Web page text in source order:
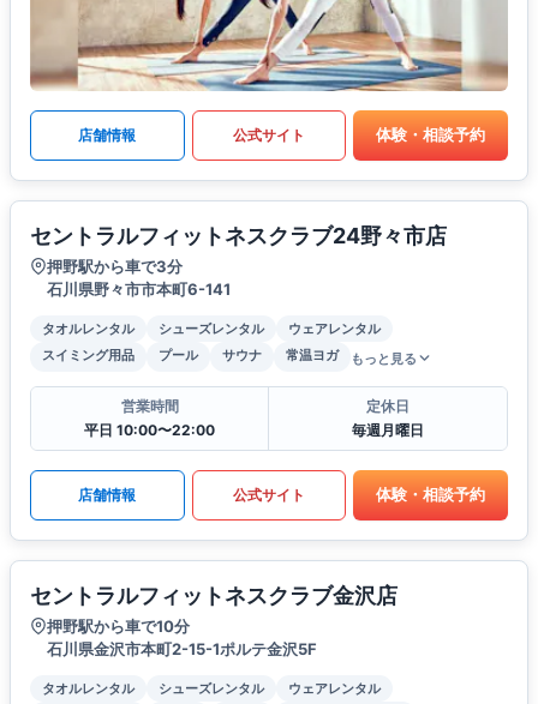
店舗情報 公式サイト 体験・相談予約
セントラルフィットネスクラブ24野々市店
押野駅から車で3分
石川県野々市市本町6-141
タオルレンタル シューズレンタル
ウェアレンタル
スイミング用品
プール サウナ 常温ヨガ もっと見る
営業時間
平日 10:00〜22:00
定休日
毎週月曜日
店舗情報 公式サイト 体験・相談予約
セントラルフィットネスクラブ金沢店
押野駅から車で10分
石川県金沢市本町2-15-1ポルテ金沢5F
タオルレンタル シューズレンタル
ウェアレンタル